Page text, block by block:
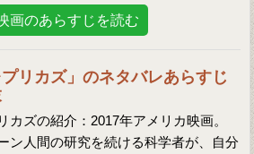
画のあらすじを読む
プリカズ」のネタバレあらすじ
カズの紹介：2017年アメリカ映画。
ン人間の研究を続ける科学者が、自分